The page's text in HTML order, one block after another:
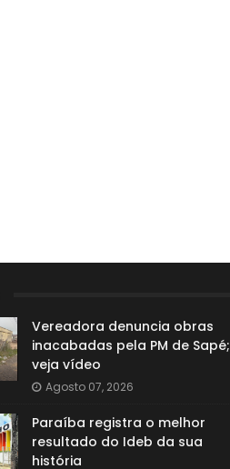
Vereadora denuncia obras
inacabadas pela PM de Sapé;
veja vídeo
Agosto 07, 2026
Paraíba registra o melhor
resultado do Ideb da sua
história